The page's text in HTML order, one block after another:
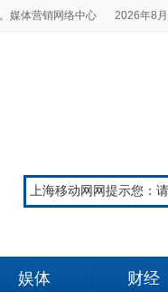
媒体营销网络中心 2026年8
娱体 财经